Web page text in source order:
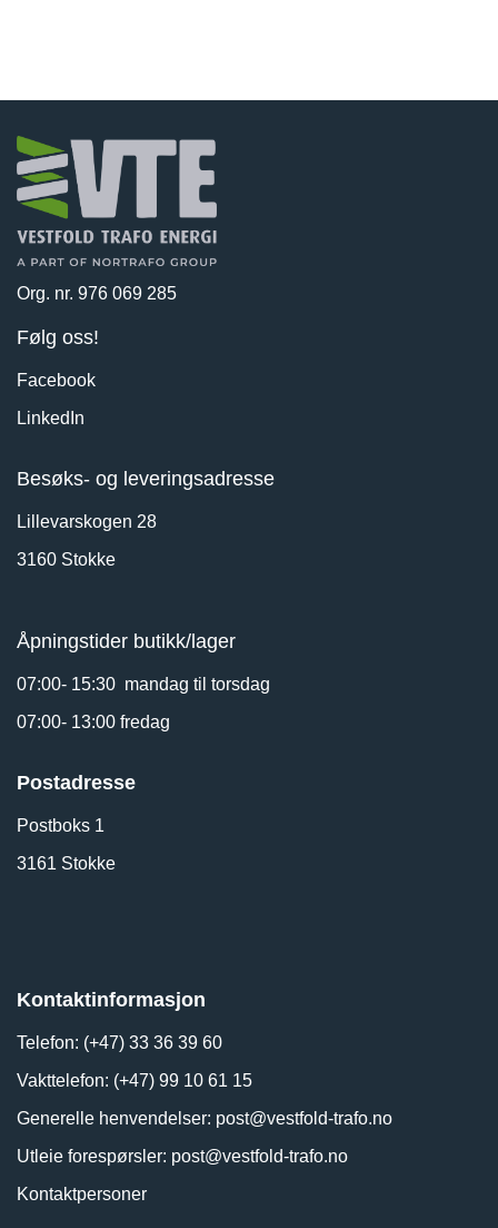
Org. nr. 976 069 285
Følg oss!
Facebook
LinkedIn
Besøks- og leveringsadresse
Lillevarskogen 28
3160 Stokke
Åpningstider butikk/lager
07:00- 15:30 mandag til torsdag
07:00- 13:00 fredag
Postadresse
Postboks 1
3161 Stokke
Kontaktinformasjon
Telefon: (+47) 33 36 39 60
Vakttelefon: (+47) 99 10 61 15
Generelle henvendelser: post@vestfold-trafo.no
Utleie forespørsler: post@vestfold-trafo.no
Kontaktpersoner